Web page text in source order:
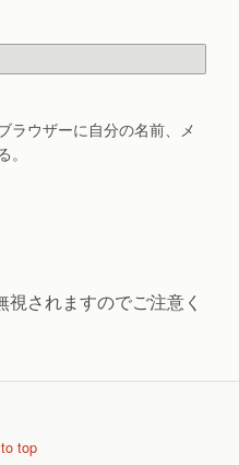
ラウザーに自分の名前、メ
されますのでご注意く
top